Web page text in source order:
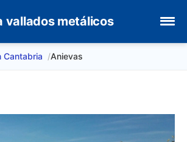
vallados metálicos
Cantabria Anievas